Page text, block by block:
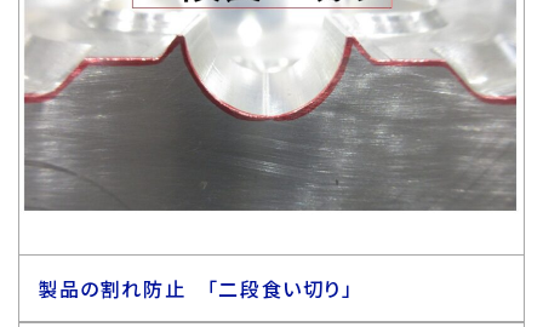
製品の割れ防止 「二段食い切り」